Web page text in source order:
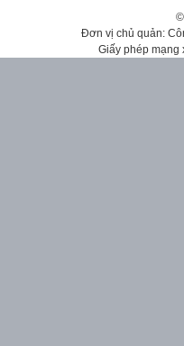
Đơn vị chủ quản:
Giấy phép mạng